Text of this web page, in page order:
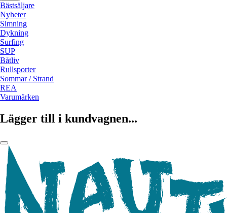
Bästsäljare
Nyheter
Simning
Dykning
Surfing
SUP
Båtliv
Rullsporter
Sommar / Strand
REA
Varumärken
Lägger till i kundvagnen...